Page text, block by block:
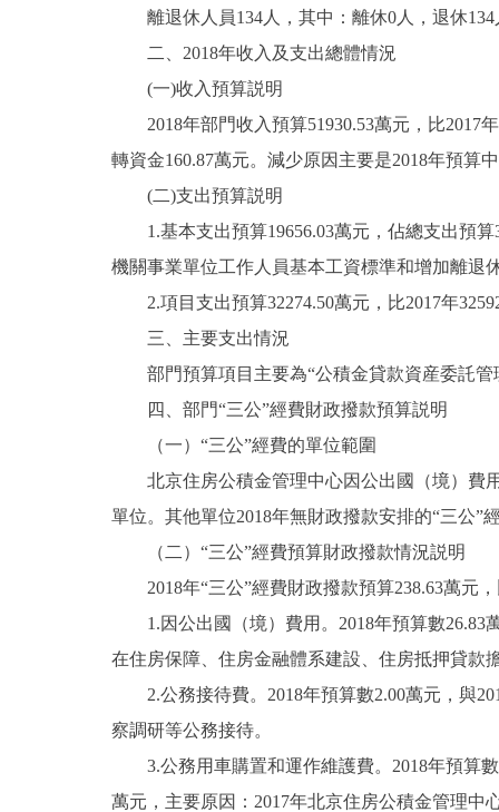
參與調查
北京概況
綠色北京
ENGLISH
DEUTSCH
離退休人員134人，其中：離休0人，退休134
二、2018年收入及支出總體情況
(一)收入預算説明
2018年部門收入預算51930.53萬元，比2017年
轉資金160.87萬元。減少原因主要是2018年預
(二)支出預算説明
1.基本支出預算19656.03萬元，佔總支出預算
機關事業單位工作人員基本工資標準和增加離退
2.項目支出預算32274.50萬元，比2017年
三、主要支出情況
部門預算項目主要為“公積金貸款資産委託管
四、部門“三公”經費財政撥款預算説明
（一）“三公”經費的單位範圍
北京住房公積金管理中心因公出國（境）費用
單位。其他單位2018年無財政撥款安排的“三公”
（二）“三公”經費預算財政撥款情況説明
2018年“三公”經費財政撥款預算238.63萬元，
1.因公出國（境）費用。2018年預算數26.83
在住房保障、住房金融體系建設、住房抵押貸款
2.公務接待費。2018年預算數2.00萬元，與
察調研等公務接待。
3.公務用車購置和運作維護費。2018年預算數
萬元，主要原因：2017年北京住房公積金管理